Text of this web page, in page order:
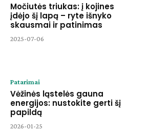
Močiutės triukas: į kojines
įdėjo šį lapą – ryte išnyko
skausmai ir patinimas
2025-07-06
Patarimai
Vėžinės ląstelės gauna
energijos: nustokite gerti šį
papildą
2026-01-25